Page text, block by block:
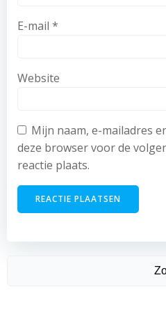
E-mail *
Website
Mijn naam, e-mailadres
deze browser voor de
reactie plaats.